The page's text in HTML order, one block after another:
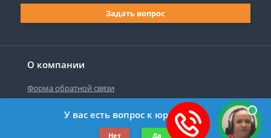
О компании
Форма обратной связи
©2019-2026 Все права защищены.
Задать вопрос
У вас есть вопрос к юристу?
Нет Да